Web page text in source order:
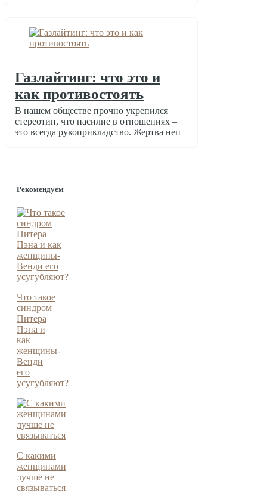
Газлайтинг: что это и
как противостоять
В нашем обществе прочно укрепился
стереотип, что насилие в отношениях –
это всегда рукоприкладство. Жертва неп
Рекомендуем
Что такое
синдром
Питера
Пэна и
как
женщины-
Венди
его
усугубляют?
С какими
женщинами
лучше не
связываться